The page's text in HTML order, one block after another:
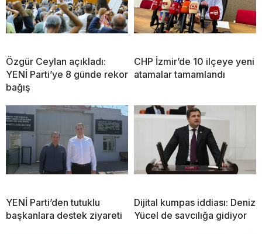
Özgür Ceylan açıkladı:
YENİ Parti’ye 8 günde rekor
bağış
CHP İzmir’de 10 ilçeye yeni
atamalar tamamlandı
YENİ Parti’den tutuklu
başkanlara destek ziyareti
Dijital kumpas iddiası: Deniz
Yücel de savcılığa gidiyor